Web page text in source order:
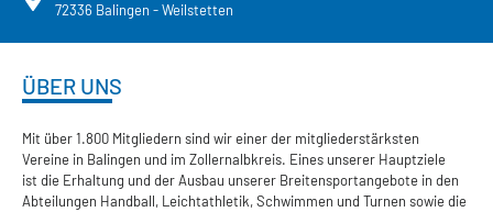
72336 Balingen - Weilstetten
ÜBER UNS
Mit über 1.800 Mitgliedern sind wir einer der mitgliederstärksten
Vereine in Balingen und im Zollernalbkreis. Eines unserer Hauptziele
ist die Erhaltung und der Ausbau unserer Breitensportangebote in den
Abteilungen Handball, Leichtathletik, Schwimmen und Turnen sowie die